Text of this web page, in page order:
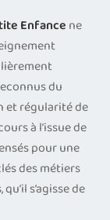
Enfancene
du
et régularité de
à l’issue de
pour une
des métiers
s’agisse de